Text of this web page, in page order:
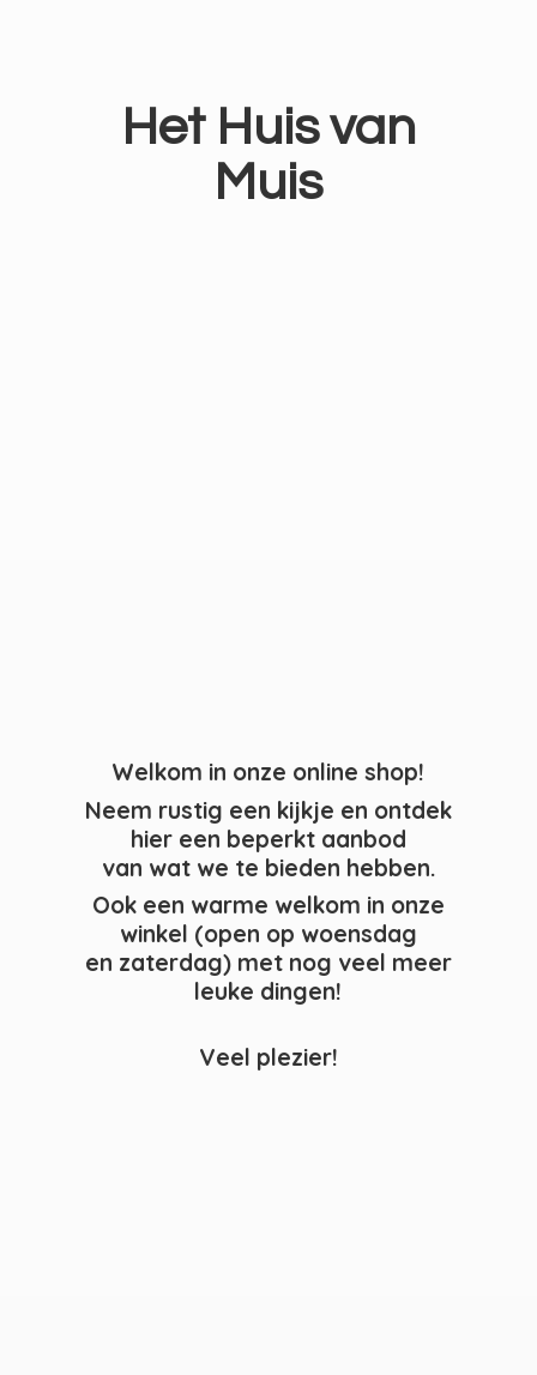
Het Huisvan
Muis
Welkom in onze online shop!
Neem rustig een kijkje en ontdek
hier een beperkt aanbod
van wat we te bieden hebben.
Ook een warme welkom in onze
winkel (open op woensdag
en zaterdag) met nog veel meer
leuke dingen!
Veel plezier!